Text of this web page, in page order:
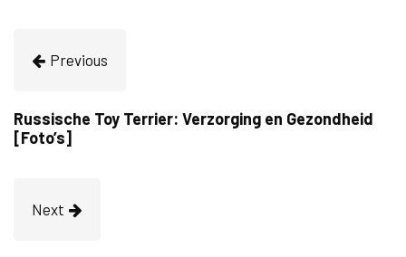
Previous
Russische Toy Terrier: Verzorging en Gezondheid
[Foto’s]
Next